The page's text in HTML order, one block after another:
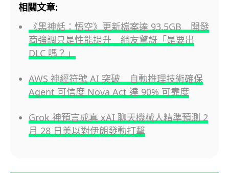
相關文章:
《黑神話：悟空》更新檔案達 93.5GB 開發
商強調只是性能提升 網友驚訝「是要出
DLC 嗎？」
AWS 神經符號 AI 突破 自動推理技術確保
Agent 可信度 Nova Act 達 90% 可靠度
Grok 神預言成真 xAI 聊天機械人精準預測 2
月 28 日美以對伊朗發動打擊